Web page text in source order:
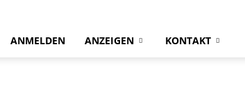
ANMELDEN ANZEIGEN KONTAKT